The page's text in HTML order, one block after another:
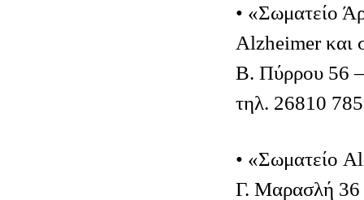
• «Σωματείο
Alzheimer και
Β. Πύρρου 56
τηλ. 26810
• «Σωματείο
Γ. Μαρασλή